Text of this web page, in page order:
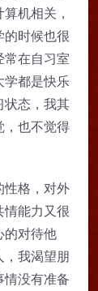
机相关，
的时候也很
常在自习室
学都是快乐
状态，我其
，也不觉得
性格，对外
能力又很
的对待他
我渴望朋
没有准备